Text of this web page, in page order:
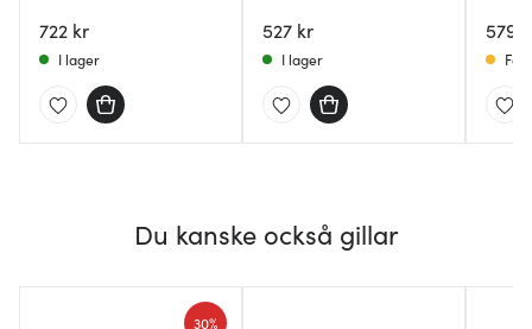
722 kr
I lager
527 kr
I lager
579
Få
Du kanske också gillar
30%